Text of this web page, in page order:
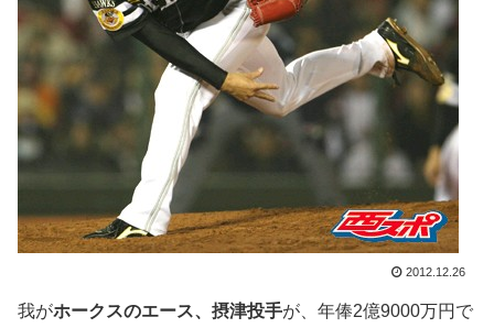
2012.12.26
我がホークスのエース、摂津投手が、年俸2億9000万円で